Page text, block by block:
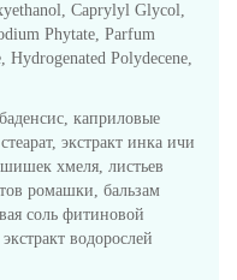
Caprylyl Glycol,
Phytate, Parfum
Hydrogenated Polydecene,
каприловые
экстракт инка ичи
хмеля, листьев
ромашки, бальзам
соль фитиновой
водорослей